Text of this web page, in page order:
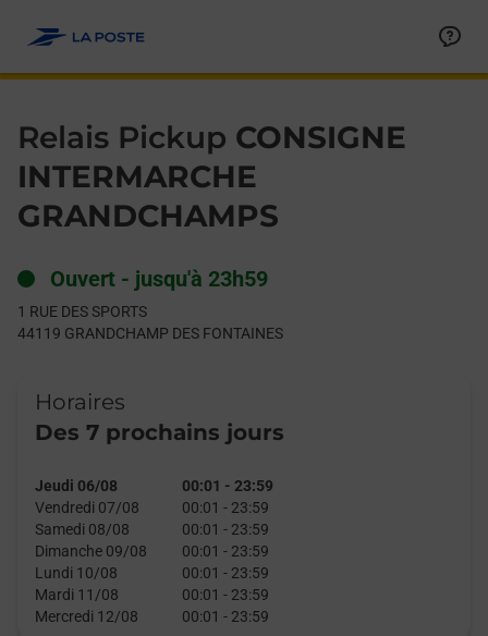
Relais Pickup CONSIGNE
INTERMARCHE
GRANDCHAMPS
Ouvert - jusqu'à 23h59
1 RUE DES SPORTS
44119 GRANDCHAMP DES FONTAINES
Horaires
Des 7 prochains jours
Jeudi 06/08 00:01 - 23:59
Vendredi 07/08
00:01 - 23:59
Samedi 08/08
00:01 - 23:59
Dimanche 09/08
00:01 - 23:59
Lundi 10/08
00:01 - 23:59
Mardi 11/08
00:01 - 23:59
Mercredi 12/08
00:01 - 23:59